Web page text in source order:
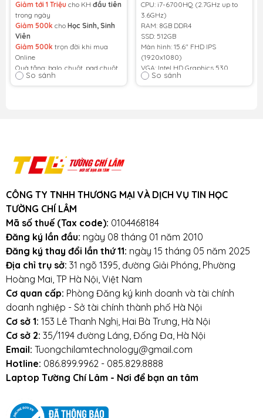
15,6inch Full HD)
Giảm tới 1 Triệu cho KH đầu tiên
trong ngày
Giảm 500k cho Học Sinh, Sinh
Viên
Giảm 500k trọn đời khi mua
Online
Quà tặng: balo, chuột, pad chuột,
bộ vệ sinh, túi chống sốc
Bảo hành phần cứng 1 năm
So sánh
512GB SSD | NVIDIA
Quadro M1000M | 15.6
inch FHD)
CPU: i7-6700HQ (2.7GHz up to
3.6GHz)
RAM: 8GB DDR4
SSD: 512GB
Màn hình: 15.6" FHD IPS
(1920x1080)
VGA: Intel HD Graphics 530
/ NVIDIA Quadro M1000M
Cân nặng: 2.6kg
hoạt động như mới
Bảo hành
trọn đời
Quà tặng:balo, chuột, pad chuột,
túi chống sốc
So sánh
CÔNG TY TNHH THƯƠNG MẠI VÀ DỊCH VỤ TIN HỌC
TƯỜNG CHÍ LÂM
Mã số thuế (Tax code): 0104468184
Đăng ký lần đầu: ngày 08 tháng 01 năm 2010
Đăng ký thay đổi lần thứ 11: ngày 15 tháng 05 năm 2025
Địa chỉ trụ sở: 31 ngõ 1395, đường Giải Phóng, Phường
Hoàng Mai, TP Hà Nội, Việt Nam
Cơ quan cấp: Phòng Đăng ký kinh doanh và tài chính
doanh nghiệp - Sở tài chính thành phố Hà Nội
Cơ sở 1: 153 Lê Thanh Nghị, Hai Bà Trưng, Hà Nội
Cơ sở 2: 35/1194 đường Láng, Đống Đa, Hà Nội
Email: Tuongchilamtechnology@gmail.com
Hotline: 086.899.9962 - 085.829.8888
Laptop Tường Chí Lâm - Nơi để bạn an tâm